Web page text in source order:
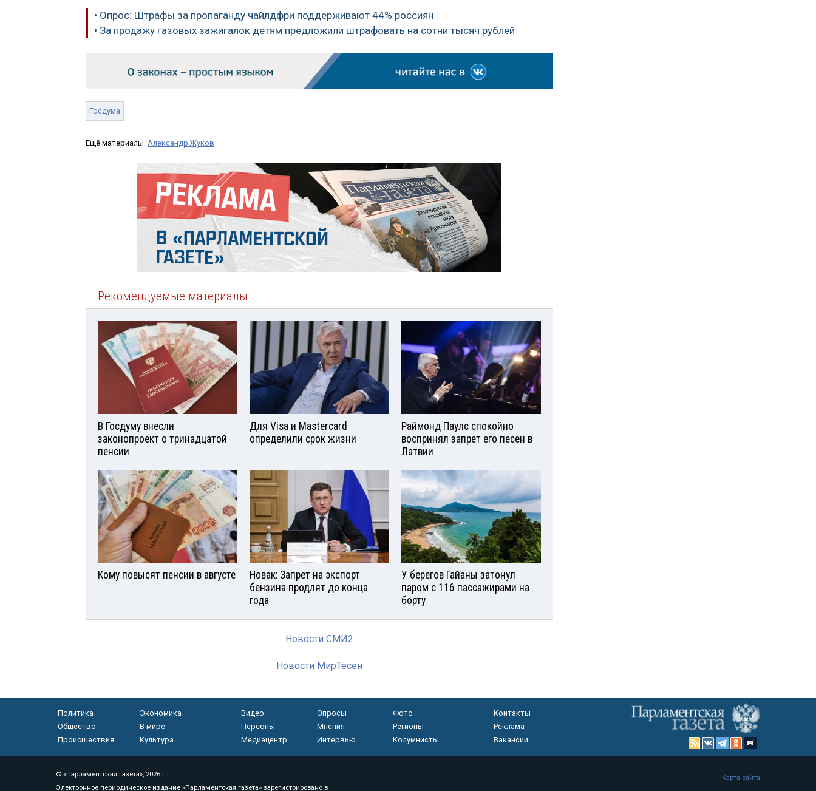
• Опрос: Штрафы за пропаганду чайлдфри поддерживают 44% россиян
• За продажу газовых зажигалок детям предложили штрафовать на сотни тысяч рублей
Госдума
Ещё материалы: Александр Жуков
Рекомендуемые материалы
В Госдуму внесли
законопроект о тринадцатой
пенсии
Для Visа и Mastercard
определили срок жизни
Раймонд Паулс спокойно
воспринял запрет его песен в
Латвии
Кому повысят пенсии в августе
Новак: Запрет на экспорт
бензина продлят до конца
года
У берегов Гайаны затонул
паром с 116 пассажирами на
борту
Новости СМИ2
Новости МирТесен
Политика
Экономика
Общество
В мире
Происшествия
Культура
Видео Опросы
Фото
Персоны
Мнения
Регионы
Медиацентр
Интервью Колумнисты
Контакты
Реклама
Вакансии
© «Парламентская газета», 2026 г.
Электронное периодическое издание «Парламентская газета» зарегистрировано в
Карта сайта